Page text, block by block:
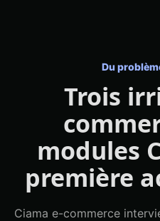
Du
Trois
modules
première
Ciama e-commerce